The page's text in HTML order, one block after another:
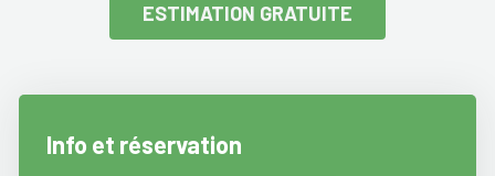
ESTIMATION GRATUITE
Info et réservation